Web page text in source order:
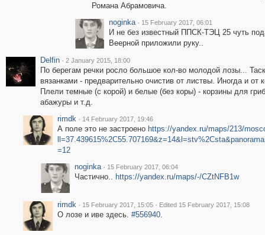
Романа Абрамовича.
noginka · 15 February 2017, 06:01
И не без известный ППСК-ТЭЦ 25 чуть
Веерной приложили руку..
Delfin · 2 January 2015, 18:00
По берегам речки росло большое кол-во молодой лозы...
вязанками - предварительно очистив от листвы. Иногда и от
Плели темные (с корой) и белые (без коры) - корзины для
абажуры и т.д.
rimdk · 14 February 2017, 19:46
А поле это не застроено https://yandex.ru/maps/213/
=12
noginka · 15 February 2017, 06:04
Частично.. https://yandex.ru/maps/-/CZtNFB1w
rimdk · 15 February 2017, 15:05 · Edited 15 February 2017, 15:08
О лозе и иве здесь. #556940.